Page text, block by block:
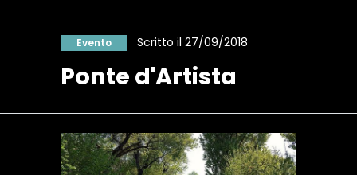
Evento Scritto il 27/09/2018
Ponte d'Artista